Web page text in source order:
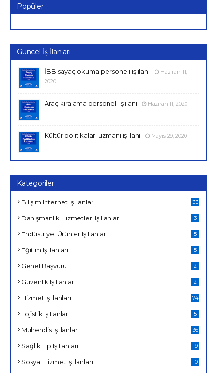
Popüler
Güncel İş İlanları
İBB sayaç okuma personeli iş ilanı
Haziran 11,
2020
Araç kiralama personeli iş ilanı Haziran 11, 2020
Kültür politikaları uzmanı iş ilanı Mayıs 29, 2020
Kategoriler
Bilişim Internet Iş Ilanları 33
Danışmanlık Hizmetleri Iş Ilanları 3
Endüstriyel Ürünler Iş Ilanları 5
Eğitim Iş Ilanları 5
Genel Başvuru 2
Güvenlik Iş Ilanları 2
Hizmet Iş Ilanları 74
Lojistik Iş Ilanları 5
Mühendis Iş Ilanları 36
Sağlık Tıp Iş Ilanları 19
Sosyal Hizmet Iş Ilanları 10